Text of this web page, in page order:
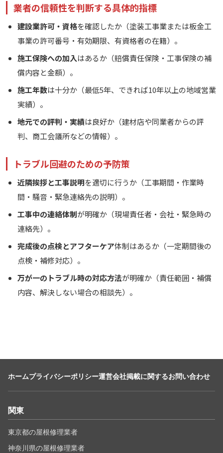
業者の信頼性を判断する具体的指標
建設業許可・資格を確認したか（塗装工事業または板金工
事業の許可番号・有効期限、有資格者の在籍）。
施工保険への加入はあるか（賠償責任保険・工事保険の補
償内容と金額）。
施工年数は十分か（最低5年、できれば10年以上の地域営業
実績）。
地元での評判・実績は良好か（建材店や同業者からの評
判、商工会議所などの情報）。
トラブル回避のための予防策
近隣挨拶と工事説明を適切に行うか（工事期間・作業時
間・騒音・緊急連絡先の説明）。
工事中の連絡体制が明確か（現場責任者・会社・緊急時の
連絡先）。
完成後の点検とアフターケア体制はあるか（一定期間後の
点検・補修対応）。
万が一のトラブル時の対応方法が明確か（責任範囲・補償
内容、解決しない場合の相談先）。
ホームプライバシーポリシー運営会社掲載に関するお問い合わせ
関東
東京都の屋根修理業者
神奈川県の屋根修理業者